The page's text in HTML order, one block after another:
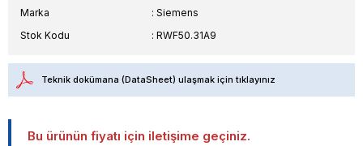
Marka : Siemens
Stok Kodu
RWF50.31A9
Teknik dokümana (DataSheet) ulaşmak için tıklayınız
Bu ürünün fiyatı için iletişime geçiniz.